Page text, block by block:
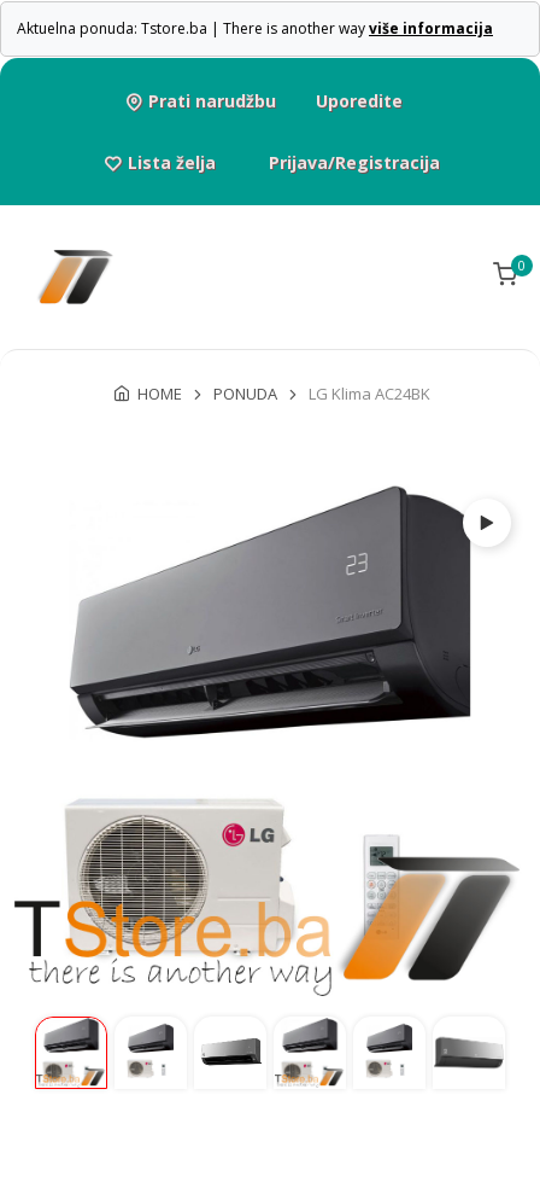
Aktuelna ponuda: Tstore.ba | There is another wayviše informacija
Prati narudžbu Uporedite
Lista želja Prijava/Registracija
0
HOME PONUDA LG Klima AC24BK